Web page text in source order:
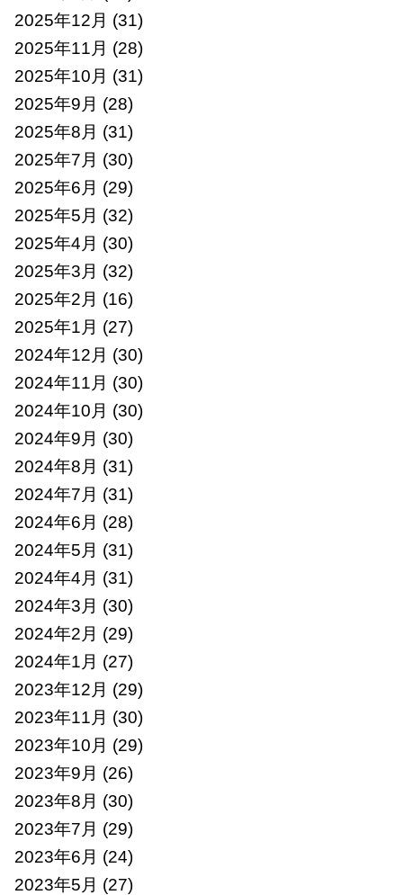
2025年12月 (31)
2025年11月 (28)
2025年10月 (31)
2025年9月 (28)
2025年8月 (31)
2025年7月 (30)
2025年6月 (29)
2025年5月 (32)
2025年4月 (30)
2025年3月 (32)
2025年2月 (16)
2025年1月 (27)
2024年12月 (30)
2024年11月 (30)
2024年10月 (30)
2024年9月 (30)
2024年8月 (31)
2024年7月 (31)
2024年6月 (28)
2024年5月 (31)
2024年4月 (31)
2024年3月 (30)
2024年2月 (29)
2024年1月 (27)
2023年12月 (29)
2023年11月 (30)
2023年10月 (29)
2023年9月 (26)
2023年8月 (30)
2023年7月 (29)
2023年6月 (24)
2023年5月 (27)